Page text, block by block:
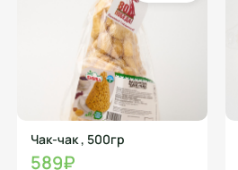
Чак-чак , 500гр
589₽